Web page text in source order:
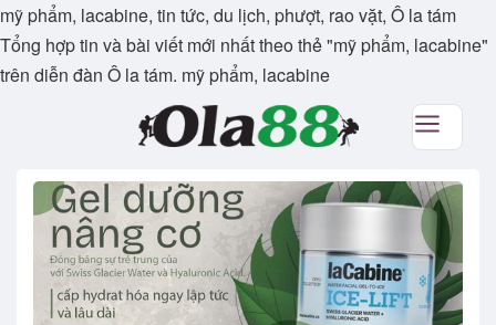
mỹ phẩm, lacabine, tin tức, du lịch, phượt, rao vặt, Ô la tám
Tổng hợp tin và bài viết mới nhất theo thẻ "mỹ phẩm, lacabine"
trên diễn đàn Ô la tám. mỹ phẩm, lacabine